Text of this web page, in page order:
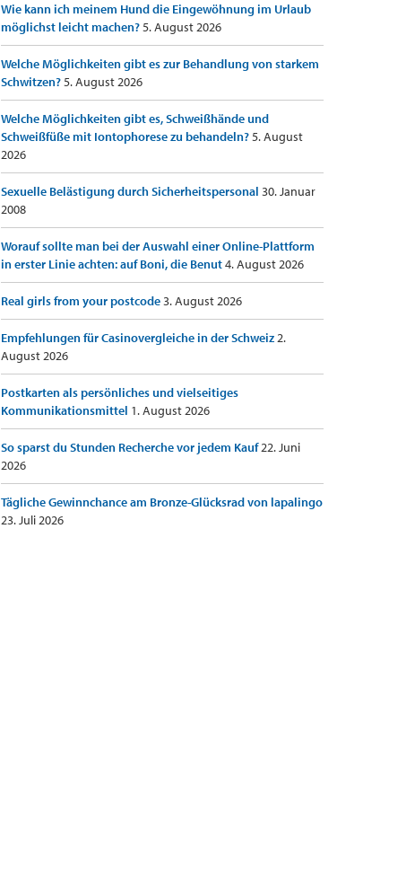
Wie kann ich meinem Hund die Eingewöhnung im Urlaub
möglichst leicht machen?5. August 2026
Welche Möglichkeiten gibt es zur Behandlung von starkem
Schwitzen?5. August 2026
Welche Möglichkeiten gibt es, Schweißhände und
Schweißfüße mit Iontophorese zu behandeln?5. August
2026
Sexuelle Belästigung durch Sicherheitspersonal 30. Januar
2008
Worauf sollte man bei der Auswahl einer Online-Plattform
in erster Linie achten: auf Boni, die Benut4. August 2026
Real girls from your postcode3. August 2026
Empfehlungen für Casinovergleiche in der Schweiz2.
August 2026
Postkarten als persönliches und vielseitiges
Kommunikationsmittel 1. August 2026
So sparst du Stunden Recherche vor jedem Kauf22. Juni
2026
Tägliche Gewinnchance am Bronze-Glücksrad von lapalingo
23. Juli 2026